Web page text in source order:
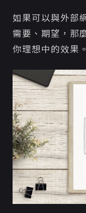
如果可以與外部
需要、期望，那
你理想中的效果。